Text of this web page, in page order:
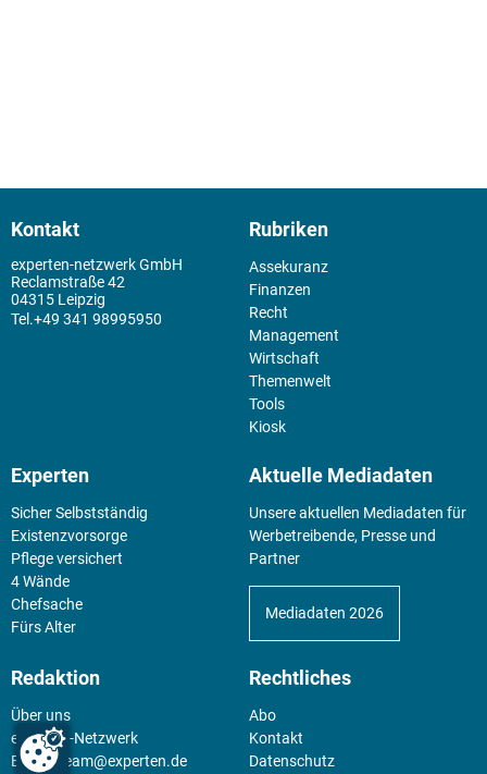
Kontakt
experten-netzwerk GmbH
Reclamstraße 42
04315 Leipzig
+49 341 98995950
Rubriken
Assekuranz
Finanzen
Recht
Management
Wirtschaft
Themenwelt
Tools
Kiosk
Experten
Sicher Selbstständig
Existenz­vorsorge
Pflege versichert
4 Wände
Chefsache
Fürs Alter
Aktuelle Mediadaten
Unsere aktuellen Mediadaten für
Werbetreibende, Presse und
Partner
Mediadaten 2026
Redaktion
Über uns
experten-Netzwerk
E-Mail:
team@experten.de
Rechtliches
Abo
Kontakt
Datenschutz